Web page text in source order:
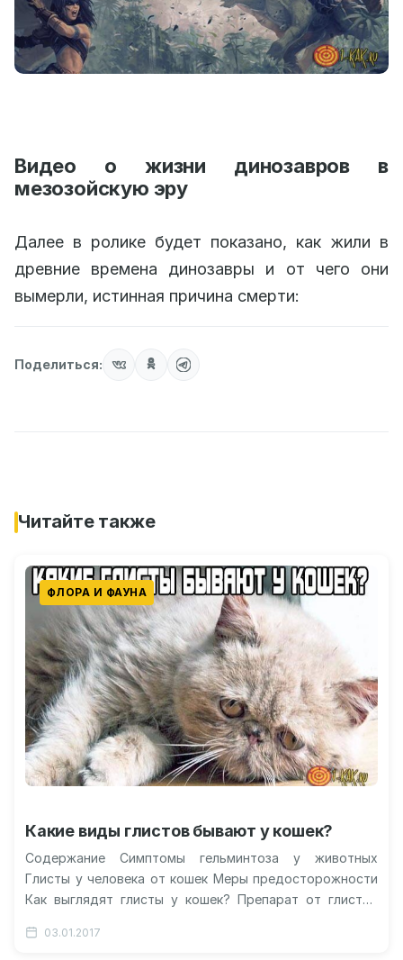
Видео о жизни динозавров в
мезозойскую эру
Далее в ролике будет показано, как жили в
древние времена динозавры и от чего они
вымерли, истинная причина смерти:
Поделиться:
Читайте также
ФЛОРА И ФАУНА
Какие виды глистов бывают у кошек?
Содержание Симптомы гельминтоза у животных
Глисты у человека от кошек Меры предосторожности
Как выглядят глисты у кошек? Препарат от глистов
03.01.2017